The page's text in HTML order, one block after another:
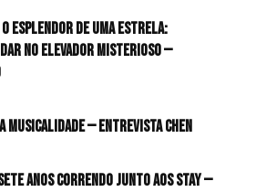
esplendor de uma estrela:
no elevador misterioso —
— Entrevista CHEN
anos correndo junto aos STAY —